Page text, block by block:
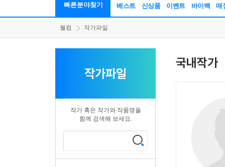
빠른분야찾기 베스트 신상품 이벤트 바이백 매
웰컴 작가파일
작가파일
작가 혹은 작가와 작품명을
함께 검색해 보세요.
국내작가